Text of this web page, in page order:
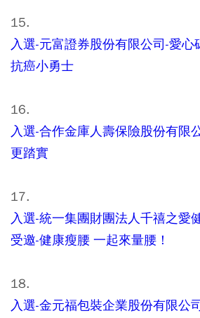
15.
入選-元富證券股份有限公司-愛
抗癌小勇士
16.
入選-合作金庫人壽保險股份有限
更踏實
17.
入選-統一集團財團法人千禧之
受邀-健康瘦腰 一起來量腰！
18.
入選-金元福包裝企業股份有限公